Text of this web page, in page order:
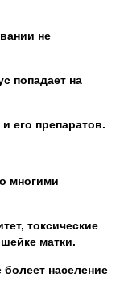
не
попадает на
его препаратов.
многими
токсические
матки.
население